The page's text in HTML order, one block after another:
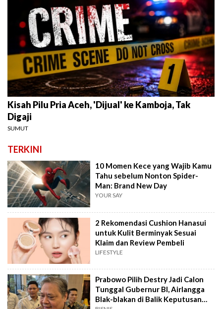
Kisah Pilu Pria Aceh, 'Dijual' ke Kamboja, Tak
Digaji
SUMUT
TERKINI
10 Momen Kece yang Wajib Kamu
Tahu sebelum Nonton Spider-
Man: Brand New Day
YOUR SAY
2 Rekomendasi Cushion Hanasui
untuk Kulit Berminyak Sesuai
Klaim dan Review Pembeli
LIFESTYLE
Prabowo Pilih Destry Jadi Calon
Tunggal Gubernur BI, Airlangga
Blak-blakan di Balik Keputusan